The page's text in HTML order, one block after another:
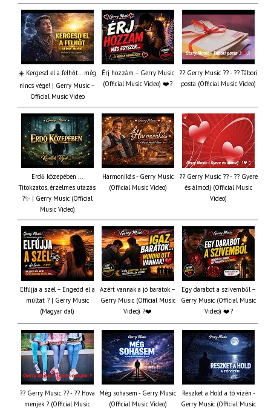
☀️ Kergesd el a felhőt… még
nincs vége! | Gerry Music –
Official Music Video
Érj hozzám – Gerry Music
(Official Music Video) ❤️?
?? Gerry Music ?? - ?? Tábori
posta (Official Music Video)
Erdő közepében ...
Titokzatos, érzelmes utazás
?✨ | Gerry Music (Official
Music Video)
Harmonikás - Gerry Music
(Official Music Video)
?? Gerry Music ?? - ?? Gyere
és álmodj (Official Music
Video)
Elfújja a szél – Engedd el a
múltat ? | Gerry Music
(Magyar dal)
Azért vannak a jó barátok –
Gerry Music (Official Music
Video) ?❤️
Egy darabot a szívemből –
Gerry Music (Official Music
Video) ❤️?
?? Gerry Music ?? - ?? Hova
menjek ? (Official Music
Még sohasem - Gerry Music
(Official Music Video)
Reszket a Hold a tó vizén -
Gerry Music (Official Music